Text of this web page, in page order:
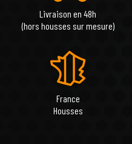
Livraison en 48h
(hors housses sur mesure)
France
Housses